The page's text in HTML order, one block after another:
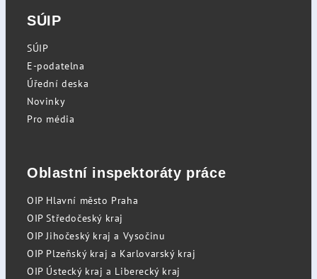
SÚIP
SÚIP
E-podatelna
Úřední deska
Novinky
Pro média
Oblastní inspektoráty práce
OIP Hlavní město Praha
OIP Středočeský kraj
OIP Jihočeský kraj a Vysočinu
OIP Plzeňský kraj a Karlovarský kraj
OIP Ústecký kraj a Liberecký kraj